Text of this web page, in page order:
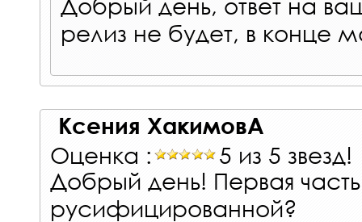
релиз не будет, в конце
Ксения ХакимовА
Оценка :
5 из 5 звезд!
Добрый день! Первая
русифицированной?